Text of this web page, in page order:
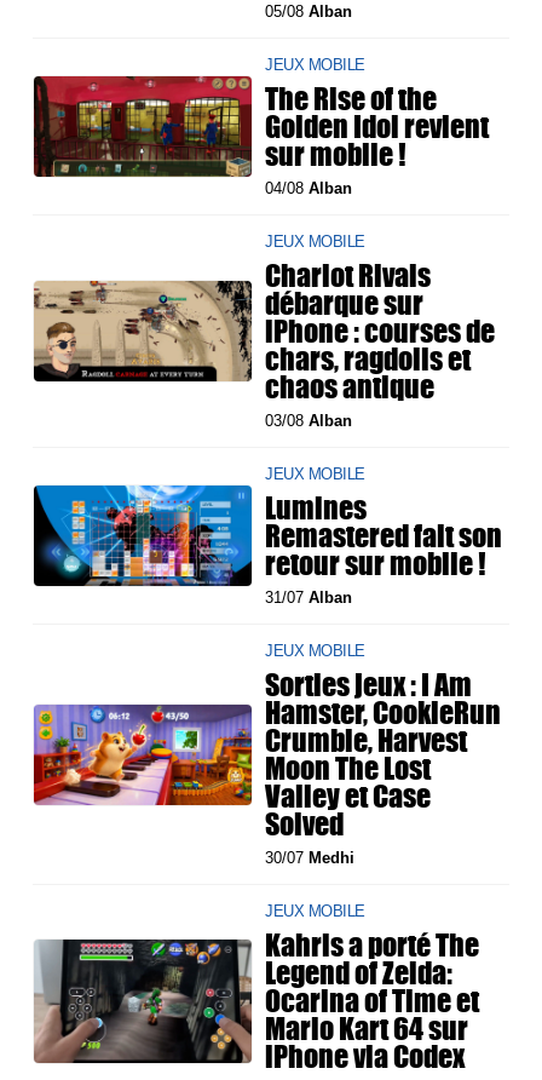
05/08Alban
JEUX MOBILE
The Rise of the
Golden Idol revient
sur mobile !
04/08Alban
JEUX MOBILE
Chariot Rivals
débarque sur
iPhone : courses de
chars, ragdolls et
chaos antique
03/08Alban
JEUX MOBILE
Lumines
Remastered fait son
retour sur mobile !
31/07Alban
JEUX MOBILE
Sorties jeux : I Am
Hamster, CookieRun
Crumble, Harvest
Moon The Lost
Valley et Case
Solved
30/07 Medhi
JEUX MOBILE
Kahris a porté The
Legend of Zelda:
Ocarina of Time et
Mario Kart 64 sur
iPhone via Codex